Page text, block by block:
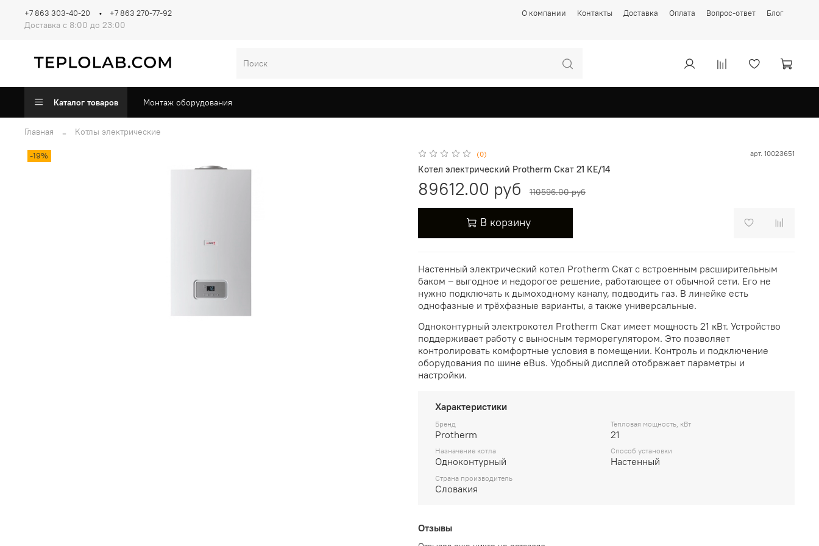
О компании Контакты Доставка Оплата Вопрос-ответ Блог
Доставка с 8:00 до 23:00
+7 863 303-40-20 +7 863 270-77-92
Каталог товаров Монтаж оборудования
Главная Котлы электрические
-19% (0) арт. 10023651
Котел электрический Protherm Скат 21 КE/14
89612.00 руб 110596.00 руб
В корзину
Настенный электрический котел Protherm Скат с встроенным расширительным
баком – выгодное и недорогое решение, работающее от обычной сети. Его не
нужно подключать к дымоходному каналу, подводить газ. В линейке есть
однофазные и трёхфазные варианты, а также универсальные.
Одноконтурный электрокотел Protherm Скат имеет мощность 21 кВт. Устройство
поддерживает работу с выносным терморегулятором. Это позволяет
контролировать комфортные условия в помещении. Контроль и подключение
оборудования по шине eBus. Удобный дисплей отображает параметры и
настройки.
Характеристики
Бренд
Protherm
Тепловая мощность, кВт
21
Назначение котла
Одноконтурный
Способ установки
Настенный
Страна производитель
Словакия
Отзывы